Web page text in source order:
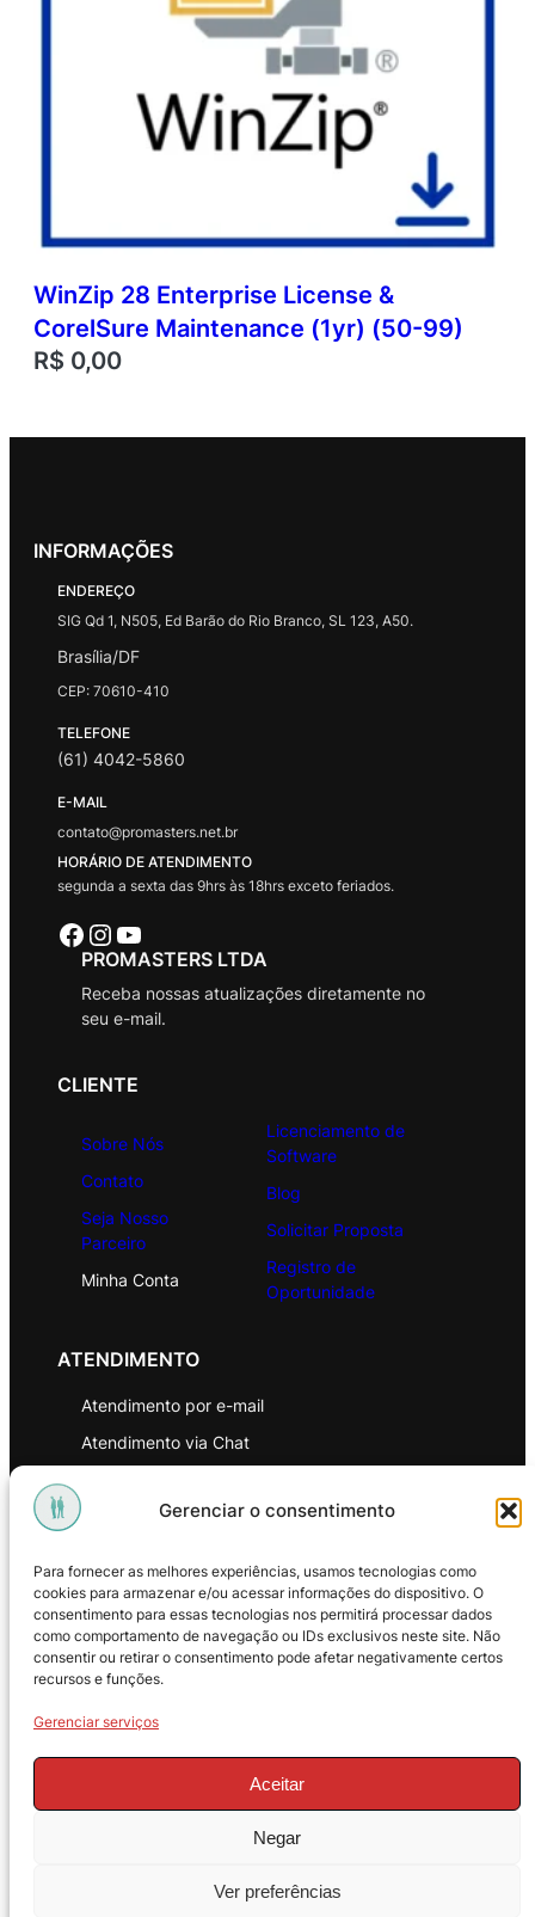
Gerenciar o consentimento
Para fornecer as melhores experiências, usamos tecnologias como
cookies para armazenar e/ou acessar informações do dispositivo. O
consentimento para essas tecnologias nos permitirá processar dados
como comportamento de navegação ou IDs exclusivos neste site. Não
consentir ou retirar o consentimento pode afetar negativamente certos
recursos e funções.
Gerenciar serviços
Aceitar
Negar
Ver preferências
WinZip 28 Enterprise License &
CorelSure Maintenance (1yr) (50-99)
R$ 0,00
INFORMAÇÕES
ENDEREÇO
SIG Qd 1, N505, Ed Barão do Rio Branco, SL 123, A50.
Brasília/DF
CEP: 70610-410
TELEFONE
(61) 4042-5860
E-MAIL
contato@promasters.net.br
HORÁRIO DE ATENDIMENTO
segunda a sexta das 9hrs às 18hrs exceto feriados.
Facebook Instagram Youtube
PROMASTERS LTDA
Receba nossas atualizações diretamente no
seu e-mail.
CLIENTE
Sobre Nós
Contato
Seja Nosso
Parceiro
Minha Conta
Licenciamento de
Software
Blog
Solicitar Proposta
Registro de
Oportunidade
ATENDIMENTO
Atendimento por e-mail
Atendimento via Chat
Política de Privacidade
Política de Troca e Devoluções
Política de Reembolso
18.269.230/0001-16. Todos os direitos